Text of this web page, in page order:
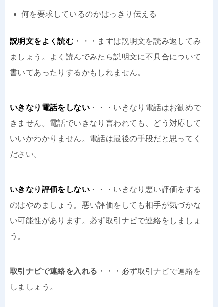
何を要求しているのかはっきり伝える
説明文をよく読む ・・・まずは説明文を読み返してみ
ましょう。よく読んでみたら説明文に不具合について
書いてあったりするかもしれません。
いきなり電話をしない ・・・いきなり電話はお勧めで
きません。電話でいきなり言われても、どう対応して
いいかわかりません。電話は最後の手段だと思ってく
ださい。
いきなり評価をしない ・・・いきなり悪い評価をする
のはやめましょう。悪い評価をしても相手が気づかな
い可能性があります。必ず取引ナビで連絡をしましょ
う。
取引ナビで連絡を入れる ・・・必ず取引ナビで連絡を
しましょう。